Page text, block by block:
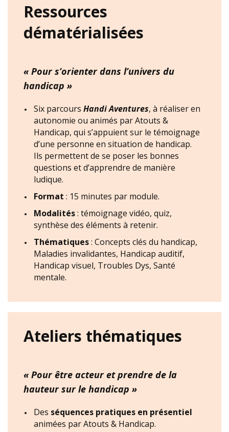
Ressources
dématérialisées
« Pour s’orienter dans l’univers du
handicap »
Six parcours Handi Aventures, à réaliser en
autonomie ou animés par Atouts &
Handicap, qui s’appuient sur le témoignage
d’une personne en situation de handicap.
Ils permettent de se poser les bonnes
questions et d’apprendre de manière
ludique.
Format : 15 minutes par module.
Modalités: témoignage vidéo, quiz,
synthèse des éléments à retenir.
Thématiques: Concepts clés du handicap,
Maladies invalidantes, Handicap auditif,
Handicap visuel, Troubles Dys, Santé
mentale.
Ateliers thématiques
« Pour être acteur et prendre de la
hauteur sur le handicap »
Des séquences pratiques en présentiel
animées par Atouts & Handicap.